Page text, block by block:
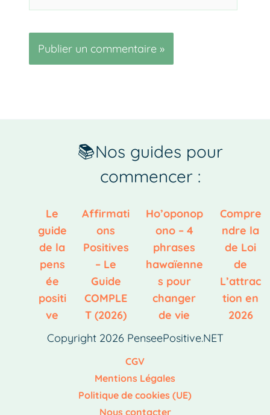
📚Nos guides pour
commencer :
Le
guide
de la
pens
ée
positi
ve
Affirmati
ons
Positives
– Le
Guide
COMPLE
T (2026)
Ho’oponop
ono – 4
phrases
hawaïenne
s pour
changer
de vie
Compre
ndre la
de Loi
de
L’attrac
tion en
2026
Copyright 2026 PenseePositive.NET
CGV
Mentions Légales
Politique de cookies (UE)
Nous contacter